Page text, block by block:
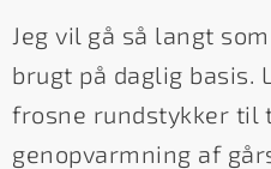
Jeg vil gå så langt
brugt på daglig basis.
frosne rundstykker til
genopvarmning af